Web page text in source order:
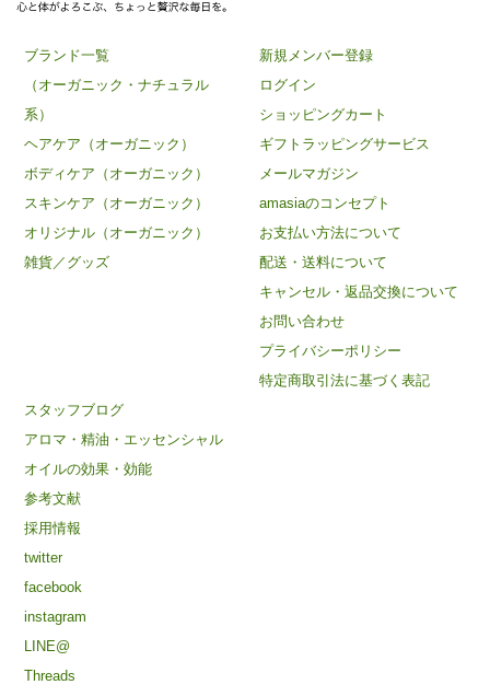
ブランド一覧
（オーガニック・ナチュラル
系）
ヘアケア（オーガニック）
ボディケア（オーガニック）
スキンケア（オーガニック）
オリジナル（オーガニック）
雑貨／グッズ
新規メンバー登録
ログイン
ショッピングカート
ギフトラッピングサービス
メールマガジン
amasiaのコンセプト
お支払い方法について
配送・送料について
キャンセル・返品交換について
お問い合わせ
プライバシーポリシー
特定商取引法に基づく表記
スタッフブログ
アロマ・精油・エッセンシャル
オイルの効果・効能
参考文献
採用情報
twitter
facebook
instagram
LINE@
Threads